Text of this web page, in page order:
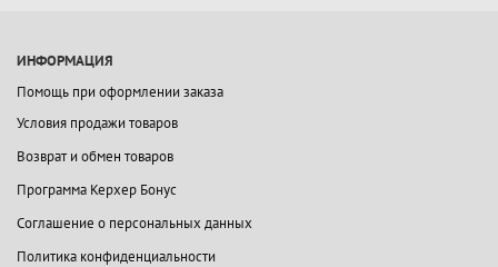
ИНФОРМАЦИЯ
Помощь при оформлении заказа
Условия продажи товаров
Возврат и обмен товаров
Программа Керхер Бонус
Соглашение о персональных данных
Политика конфиденциальности